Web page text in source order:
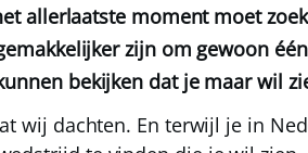
allerlaatste moment moet
zijn om gewoon
bekijken dat je maar wil
wij dachten. En terwijl je in